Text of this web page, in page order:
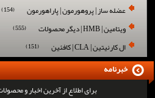
عضله ساز | پروهورمون | پاراهورمون (154)
ویتامین | HMB | دیگر محصولات (555)
ال کارنیتین | CLA | کافئین (151)
برای اطلاع از آخرین اخبار و
خبرنامه